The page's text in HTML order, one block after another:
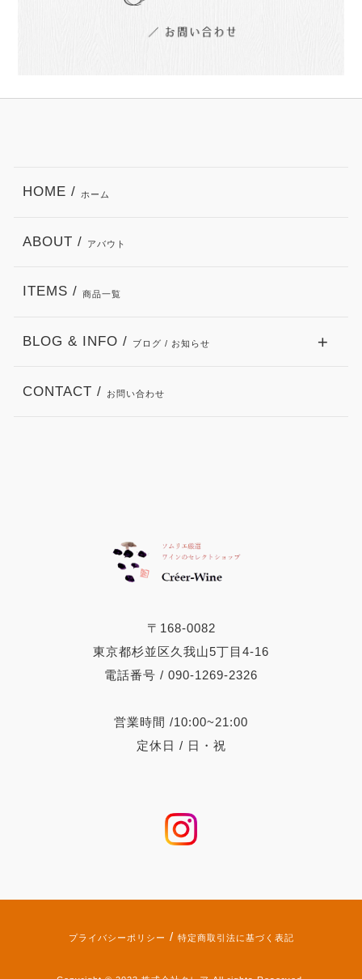
〒168-0082
東京都杉並区久我山5丁目4-16
電話番号 / 090-1269-2326
営業時間 /10:00~21:00
定休日 / 日・祝
HOME / ホーム
ABOUT / アバウト
ITEMS / 商品一覧
BLOG & INFO / ブログ / お知らせ
CONTACT / お問い合わせ
プライバシーポリシー / 特定商取引法に基づく表記